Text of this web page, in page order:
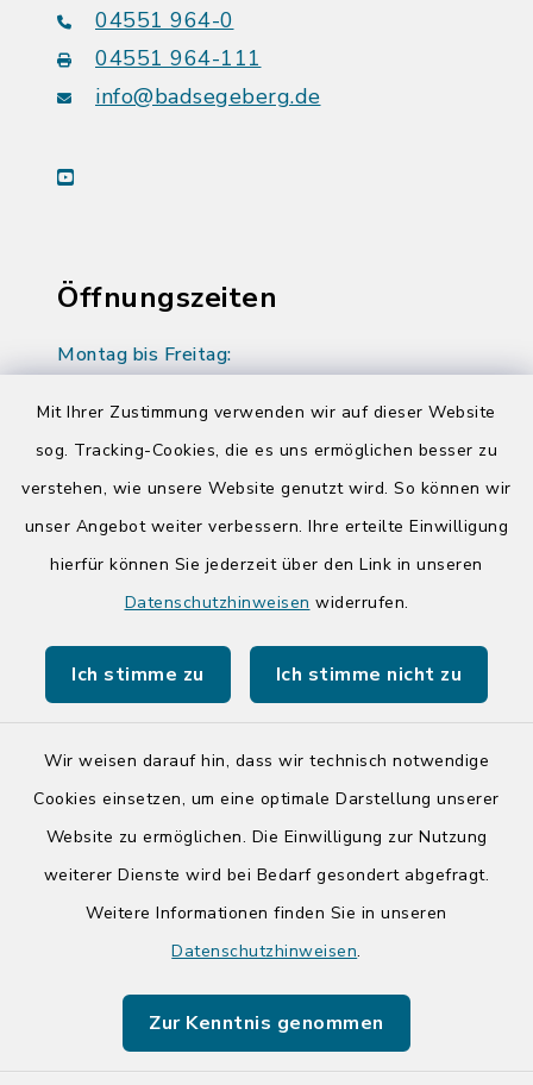
Mit Ihrer Zustimmung verwenden wir auf dieser Website
sog. Tracking-Cookies, die es uns ermöglichen besser zu
verstehen, wie unsere Website genutzt wird. So können wir
unser Angebot weiter verbessern. Ihre erteilte Einwilligung
hierfür können Sie jederzeit über den Link in unseren
Datenschutzhinweisen widerrufen.
Ich stimme zu Ich stimme nicht zu
Wir weisen darauf hin, dass wir technisch notwendige
Cookies einsetzen, um eine optimale Darstellung unserer
Website zu ermöglichen. Die Einwilligung zur Nutzung
weiterer Dienste wird bei Bedarf gesondert abgefragt.
Weitere Informationen finden Sie in unseren
Datenschutzhinweisen.
Zur Kenntnis genommen
04551 964-0
04551 964-111
info@badsegeberg.de
youtube
Öffnungszeiten
Montag bis Freitag:
Donnerstag zusätzlich:
14:00-17:00 Uhr
Quicklinks
Tourist-Info der Stadt Bad Segeberg
Barrierefreiheit
Impressum